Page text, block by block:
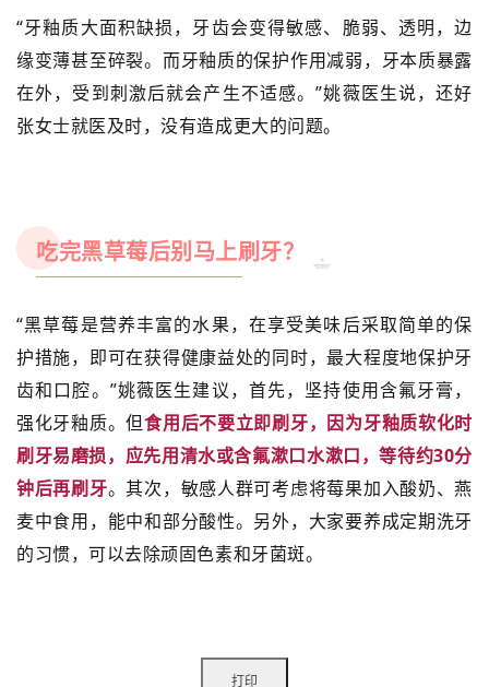
“牙釉质大面积缺损，牙齿会变得敏感、脆弱、透明，边
缘变薄甚至碎裂。而牙釉质的保护作用减弱，牙本质暴露
在外，受到刺激后就会产生不适感。”姚薇医生说，还好
张女士就医及时，没有造成更大的问题。
吃完黑草莓后别马上刷牙？
“黑草莓是营养丰富的水果，在享受美味后采取简单的保
护措施，即可在获得健康益处的同时，最大程度地保护牙
齿和口腔。”姚薇医生建议，首先，坚持使用含氟牙膏，
强化牙釉质。但食用后不要立即刷牙，因为牙釉质软化时
刷牙易磨损，应先用清水或含氟漱口水漱口，等待约30分
钟后再刷牙。其次，敏感人群可考虑将莓果加入酸奶、燕
麦中食用，能中和部分酸性。另外，大家要养成定期洗牙
的习惯，可以去除顽固色素和牙菌斑。